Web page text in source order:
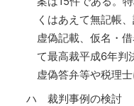
くはあえて無記帳
虚偽記載、仮名・
て最高裁平成6年判
虚偽答弁等や税理
ハ 裁判事例の検討